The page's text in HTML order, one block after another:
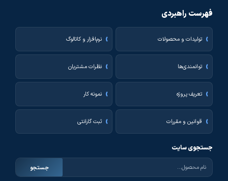
فهرست راهبردی
تولیدات و محصولات نرم‌افزار و کاتالوگ
توانمندی‌ها نظرات مشتریان
تعریف پروژه نمونه کار
قوانین و مقررات ثبت گارانتی
جستجوی سایت
جستجو